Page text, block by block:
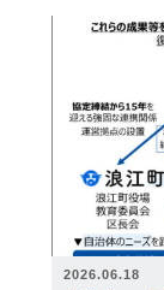
2026.06.18